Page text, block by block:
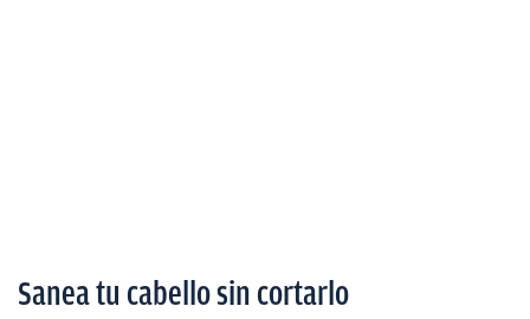
Sanea tu cabello sin cortarlo